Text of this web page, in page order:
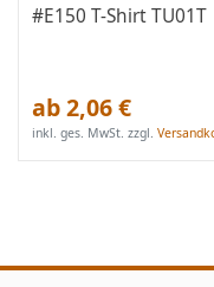
#E150 T-Shirt TU01T
ab 2,06 €
inkl. ges. MwSt. zzgl.